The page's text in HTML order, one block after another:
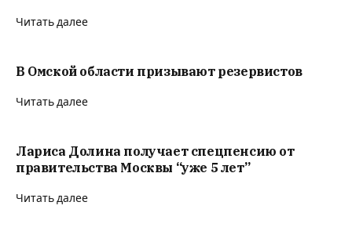
Читать далее
В Омской области призывают резервистов
Читать далее
Лариса Долина получает спецпенсию от
правительства Москвы “уже 5 лет”
Читать далее